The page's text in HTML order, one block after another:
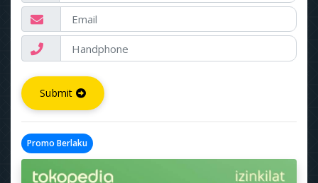
Submit
Promo Berlaku